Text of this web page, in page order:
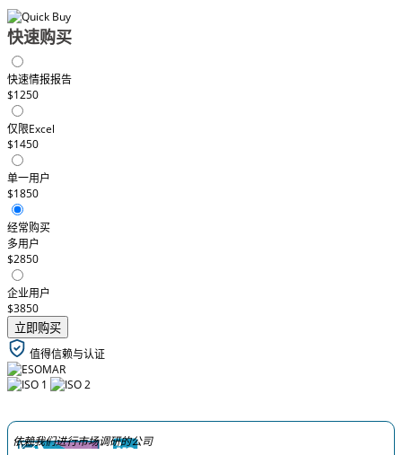
快速购买
快速情报报告
$1250
仅限Excel
$1450
单一用户
$1850
经常购买
多用户
$2850
企业用户
$3850
立即购买
值得信赖与认证
依赖我们进行市场调研的公司